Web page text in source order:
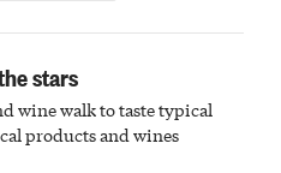
stars
wine walk to taste typical
products and wines